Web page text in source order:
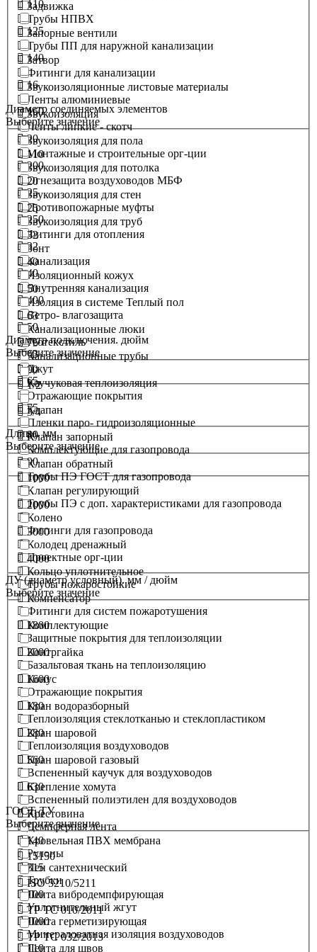
Трубы НПВХ
Трубы ПП для наружной канализации
Фитинги для канализации
Ленты алюминиевые
Ленты липкие - скотч
Монтажные и строительные орг-ции
Огнезащита воздуховодов МБФ
Противопожарные муфты
Фитинги для отопления
Канализация
Внутренняя канализация
Ветро- влагозащита
Геотекстиль
Джут
Отражающие покрытия
Пленки паро- гидроизоляционные
Комплектующие для газопровода
Трубы ПЭ ГОСТ для газопровода
Трубы ПЭ с доп. характеристиками для газопровода
Фитинги для газопровода
Проектные орг-ции
Трубы пожаростойкие
Фитинги для систем пожаротушения
Защитные покрытия для теплоизоляции
Базальтовая ткань на теплоизоляцию
Отражающие покрытия
Теплоизоляция стеклотканью и стеклопластиком
Теплоизоляция воздуховодов
Вспененный каучук для воздуховодов
Вспененный полиэтилен для воздуховодов
Демпферная лента
Рулоны
Трубки
Уплотнительный жгут
Минераловатная изоляция воздуховодов
Задвижка
Запорные вентили
Затвор
Звукоизоляционные листовые материалы
Звукоизоляция
Звукоизоляция для пола
Звукоизоляция для потолка
Звукоизоляция для стен
Звукоизоляция для труб
Зонт
Изоляционный кожух
Изоляция в системе Теплый пол
Канализационные люки
Канализационные трубы
Каучуковая теплоизоляция
Клапан
Клапан запорный
Клапан обратный
Клапан регулирующий
Колено
Колодец дренажный
Кольцо уплотнительное
Компенсатор
Комплектующие
Контргайка
Конус
Кран водоразборный
Кран шаровой
Кран шаровой газовый
Крепление хомута
Крестовина
Кровельная ПВХ мембрана
Лен сантехнический
Лента вибродемпфирующая
Лента герметизирующая
Лента для швов
110
125
140
16
160
20
200
25
250
32
40
400
50
63
65
75
80
90
Диаметр соединяемых элементов
Выберите значение
110
20
25
32
40
50
63
75
90
Диаметр подключения. дюйм
Выберите значение
1/2
3/4
Длина. мм
Выберите значение
1000
2000
3000
4000
ДУ (диаметр условный). мм / дюйм
Выберите значение
1800
2000
1600
180
280
560
630
710
140
315
100
1000
110
ГОСТ, ТУ
Выберите значение
15150
ISO 5210/5211
ТР ТС 010/2011
ТР ТС 032/2013